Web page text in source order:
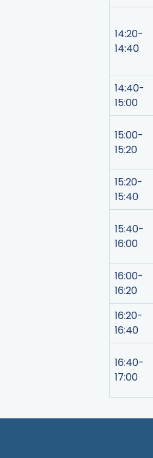
14:20-
14:40
14:40-
15:00
15:00-
15:20
15:20-
15:40
15:40-
16:00
16:00-
16:20
16:20-
16:40
16:40-
17:00